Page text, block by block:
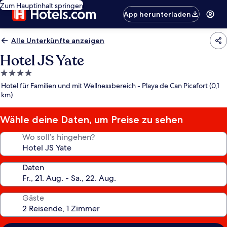
Zum Hauptinhalt springen
App herunterladen
Alle Unterkünfte anzeigen
Hotel JS Yate
4.0-
Sterne-
Unterkunft
Hotel für Familien und mit Wellnessbereich - Playa de Can Picafort (0,1
km)
Wähle deine Daten, um Preise zu sehen
Wo soll’s hingehen?
Daten
Gäste